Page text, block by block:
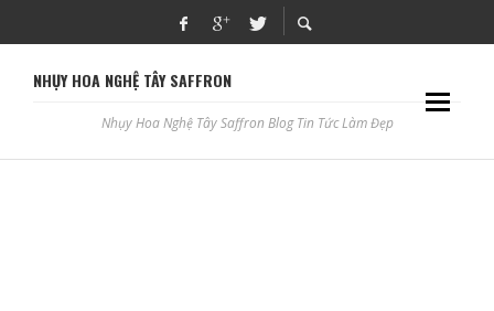
NHỤY HOA NGHỆ TÂY SAFFRON
Nhụy Hoa Nghệ Tây Saffron Blog Tin Tức Làm Đẹp